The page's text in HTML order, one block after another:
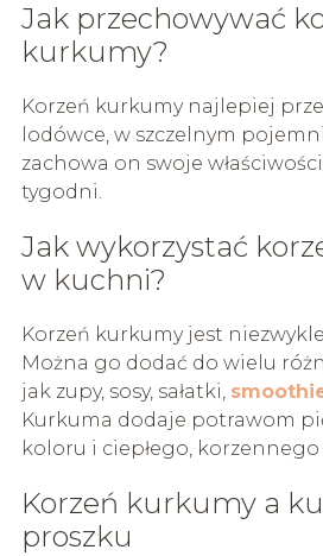
Jak przechowywać
kurkumy?
Korzeń kurkumy najlepiej
lodówce, w szczelnym
zachowa on swoje
tygodni.
Jak wykorzystać
w kuchni?
Korzeń kurkumy jest
Można go dodać do wielu
jak zupy, sosy, sałatki,
Kurkuma dodaje potrawom
koloru i ciepłego, korzennego
Korzeń kurkumy a
proszku